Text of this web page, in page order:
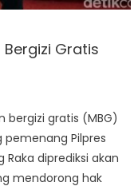
Gratis
bergizi gratis (MBG)
Pilpres
diprediksi akan
mendorong hak